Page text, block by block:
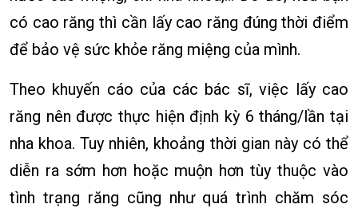
có cao răng thì cần lấy cao răng đúng thời điểm
để bảo vệ sức khỏe răng miệng của mình.
Theo khuyến cáo của các bác sĩ, việc lấy cao
răng nên được thực hiện định kỳ 6 tháng/lần tại
nha khoa. Tuy nhiên, khoảng thời gian này có thể
diễn ra sớm hơn hoặc muộn hơn tùy thuộc vào
tình trạng răng cũng như quá trình chăm sóc